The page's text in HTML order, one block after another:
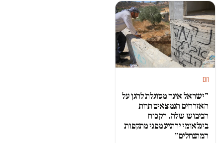
חם
"ישראל אינה מסוגלת להגן על
האזרחים הנמצאים תחת
הכיבוש שלה. רק כוח
בינלאומי ירתיע מפני מתקפות
המתנחלים״